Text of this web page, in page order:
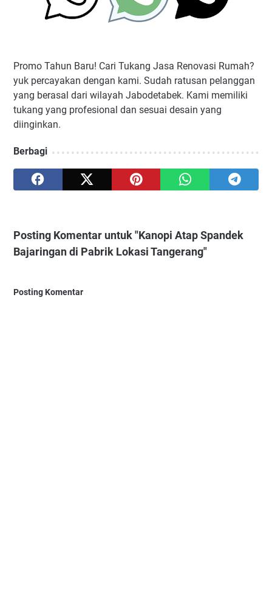
Promo Tahun Baru! Cari Tukang Jasa Renovasi Rumah?
yuk percayakan dengan kami. Sudah ratusan pelanggan
yang berasal dari wilayah Jabodetabek. Kami memiliki
tukang yang profesional dan sesuai desain yang
diinginkan.
Berbagi
Posting Komentar untuk "Kanopi Atap Spandek
Bajaringan di Pabrik Lokasi Tangerang"
Posting Komentar